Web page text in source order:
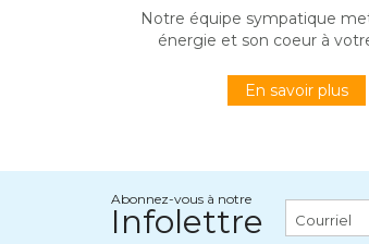
Notre équipe sympatique
énergie et son coeur à
En savoir plus
Abonnez-vous à notre
Infolettre